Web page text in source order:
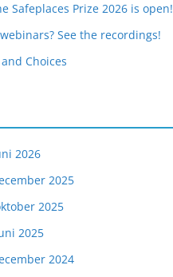
Safeplaces Prize 2026 is open!
See the recordings!
Choices
2026
2025
2025
2025
2024